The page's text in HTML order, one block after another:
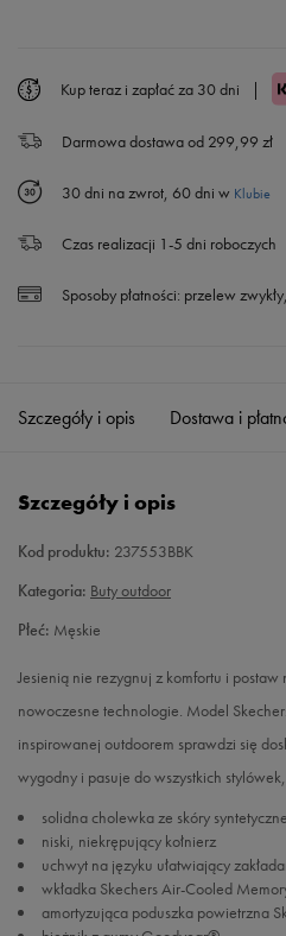
43 28 cm
44 28,5 cm
45 29 cm
Kup teraz i zapłać za 30 dni |
Darmowa dostawa od 299,99 zł
30 dni na zwrot, 60 dni w Klubie
Czas realizacji 1-5 dni roboczych
Sposoby płatności: przelew
Szczegóły i opis Dostawa i
Szczegóły i opis
Kod produktu: 237553BBK
Kategoria: Buty outdoor
Płeć: Męskie
Jesienią nie rezygnuj z komfortu i
nowoczesne technologie. Model
inspirowanej outdoorem sprawdzi się
wygodny i pasuje do wszystkich
solidna cholewka ze skóry
niski, niekrępujący kołnierz
uchwyt na języku ułatwiający
wkładka Skechers Air-Cooled
amortyzująca poduszka powietrzna